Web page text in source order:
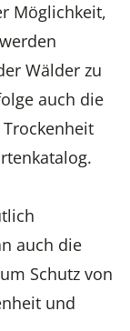
Möglichkeit,
Wälder zu
auch die
auch die
Schutz von
und